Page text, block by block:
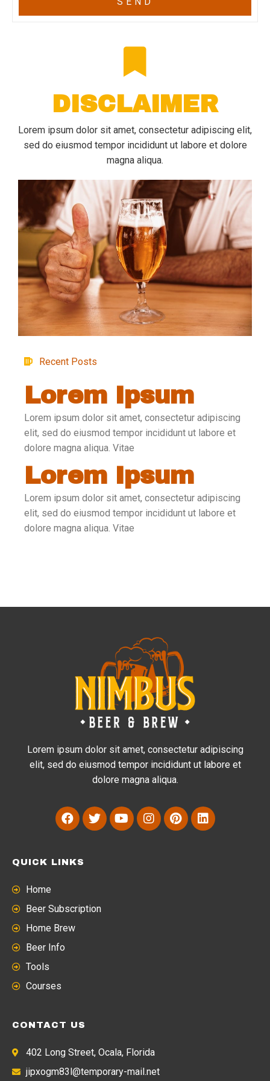
DISCLAIMER
Lorem ipsum dolor sit amet, consectetur adipiscing elit,
sed do eiusmod tempor incididunt ut labore et dolore
magna aliqua.
Recent Posts
Lorem Ipsum
Lorem ipsum dolor sit amet, consectetur adipiscing
elit, sed do eiusmod tempor incididunt ut labore et
dolore magna aliqua. Vitae
Lorem Ipsum
Lorem ipsum dolor sit amet, consectetur adipiscing
elit, sed do eiusmod tempor incididunt ut labore et
dolore magna aliqua. Vitae
Lorem ipsum dolor sit amet, consectetur adipiscing
elit, sed do eiusmod tempor incididunt ut labore et
dolore magna aliqua.
QUICK LINKS
Home
Beer Subscription
Home Brew
Beer Info
Tools
Courses
CONTACT US
402 Long Street, Ocala, Florida
jipxogm83l@temporary-mail.net